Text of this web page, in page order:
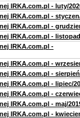
IRKA.com.pl - luty/
IRKA.com.pl -
IRKA.com.pl -
IRKA.com.pl -
IRKA.com.pl -
IRKA.com.pl -
IRKA.com.pl -
IRKA.com.pl - lipiec/
IRKA.com.pl -
IRKA.com.pl - maj/
IRKA.com.pl -